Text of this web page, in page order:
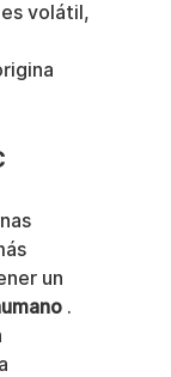
volátil,
un
.